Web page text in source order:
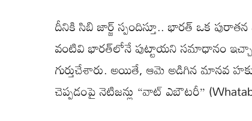
దీనికి సిబి జార్జ్ స్పందిస్తూ.. భారత్ ఒక
వంటివి భారత్‌లోనే పుట్టాయని సమాధానం
గుర్తుచేశారు. అయితే, ఆమె అడిగిన మానవ
చెప్పడంపై నెటిజన్లు “వాట్ ఎబౌటరీ”